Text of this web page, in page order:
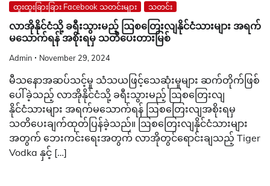
ထူးထူးခြားခြား Facebook သတင်းများ သတင်း
လာအိုနိုင်ငံသို့ ခရီးသွားမည့် ဩစတြေးလျနိုင်ငံသားများ အရက်
မသောက်ရန် အစိုးရမှ သတိပေးတားမြစ်
Admin November 29, 2024
မီသနောအဆပ်သင့်မှု သံသယဖြင့်သေဆုံးမှုများ ဆက်တိုက်ဖြစ်
ပေါ်ခဲ့သည့် လာအိုနိုင်ငံသို့ ခရီးသွားမည့် ဩစတြေးလျ
နိုင်ငံသားများ အရက်မသောက်ရန် ဩစတြေးလျအစိုးရမှ
သတိပေးချက်ထုတ်ပြန်ခဲ့သည်။ ဩစတြေးလျနိုင်ငံသားများ
အတွက် ဘေးကင်းရေးအတွက် လာအိုတွင်ရောင်းချသည့် Tiger
Vodka နှင့် […]